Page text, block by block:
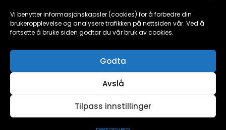
Vi benytter informasjonskapsler (cookies) for å forbedre din
brukeropplevelse og analysere trafikken på nettsiden vår. Ved å
fortsette å bruke siden godtar du vår bruk av cookies.
Godta
Avslå
Tilpass innstillinger
HÅKON K. BJELLAND
Mediegrafiker
hb@paxondigital.no